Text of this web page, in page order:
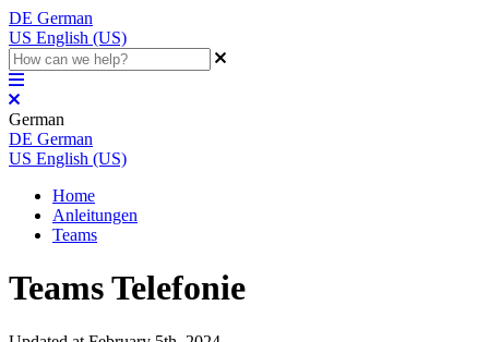
DE German
US English (US)
German
DE German
US English (US)
Home
Anleitungen
Teams
Teams Telefonie